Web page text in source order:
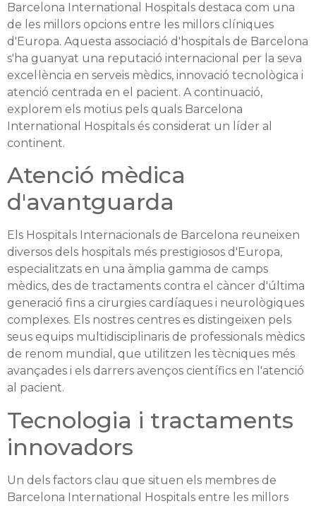
Barcelona International Hospitals destaca com una
de les millors opcions entre les millors clíniques
d'Europa. Aquesta associació d'hospitals de Barcelona
s'ha guanyat una reputació internacional per la seva
excel·lència en serveis mèdics, innovació tecnològica i
atenció centrada en el pacient. A continuació,
explorem els motius pels quals Barcelona
International Hospitals és considerat un líder al
continent.
Atenció mèdica
d'avantguarda
Els Hospitals Internacionals de Barcelona reuneixen
diversos dels hospitals més prestigiosos d'Europa,
especialitzats en una àmplia gamma de camps
mèdics, des de tractaments contra el càncer d'última
generació fins a cirurgies cardíaques i neurològiques
complexes. Els nostres centres es distingeixen pels
seus equips multidisciplinaris de professionals mèdics
de renom mundial, que utilitzen les tècniques més
avançades i els darrers avenços científics en l'atenció
al pacient.
Tecnologia i tractaments
innovadors
Un dels factors clau que situen els membres de
Barcelona International Hospitals entre les millors